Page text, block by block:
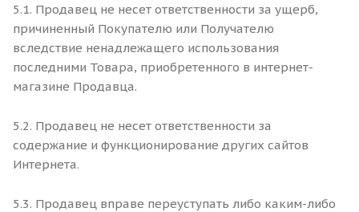
5.1. Продавец не несет ответственности за ущерб,
причиненный Покупателю или Получателю
вследствие ненадлежащего использования
последними Товара, приобретенного в интернет-
магазине Продавца.
5.2. Продавец не несет ответственности за
содержание и функционирование других сайтов
Интернета.
5.3. Продавец вправе переуступать либо каким-либо